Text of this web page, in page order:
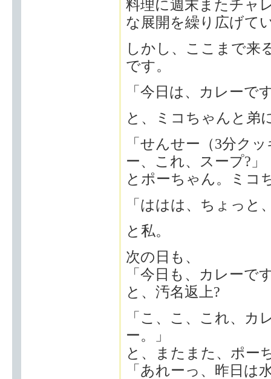
料理に週末またチャ
な展開を繰り広げて
しかし、ここまで来
です。
「今日は、カレーで
と、ミコちゃんと弟
「せんせー（3分ク
ー、これ、スープ?」
とポーちゃん。ミコ
「ははは、ちょっと
と私。
次の日も、
「今日も、カレーで
と、汚名返上?
「こ、こ、これ、カ
ー。」
と、またまた、ポー
「あれーっ、昨日は